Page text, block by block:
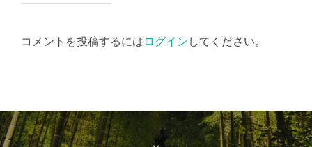
コメントを投稿するには ログイン してください。
投